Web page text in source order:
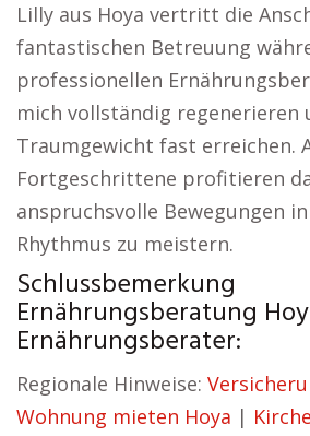
Lilly aus Hoya vertritt die
fantastischen Betreuung
professionellen
mich vollständig regenerieren
Traumgewicht fast erreichen.
Fortgeschrittene profitieren
anspruchsvolle Bewegungen
Rhythmus zu meistern.
Schlussbemerkung
Ernährungsberatung
Ernährungsberater:
Regionale Hinweise:
Wohnung mieten Hoya |